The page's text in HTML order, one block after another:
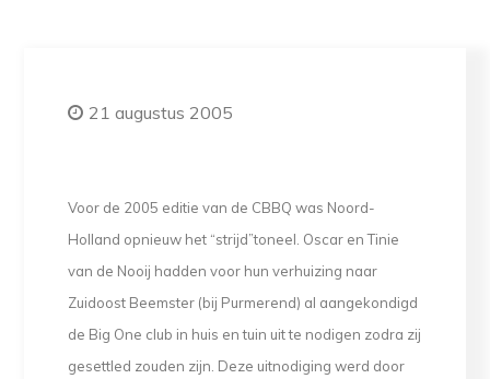
21 augustus 2005
Voor de 2005 editie van de CBBQ was Noord-
Holland opnieuw het “strijd”toneel. Oscar en Tinie
van de Nooij hadden voor hun verhuizing naar
Zuidoost Beemster (bij Purmerend) al aangekondigd
de Big One club in huis en tuin uit te nodigen zodra zij
gesettled zouden zijn. Deze uitnodiging werd door